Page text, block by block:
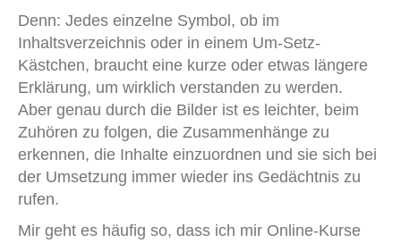
Denn: Jedes einzelne Symbol, ob im
Inhaltsverzeichnis oder in einem Um-Setz-
Kästchen, braucht eine kurze oder etwas längere
Erklärung, um wirklich verstanden zu werden.
Aber genau durch die Bilder ist es leichter, beim
Zuhören zu folgen, die Zusammenhänge zu
erkennen, die Inhalte einzuordnen und sie sich bei
der Umsetzung immer wieder ins Gedächtnis zu
rufen.
Mir geht es häufig so, dass ich mir Online-Kurse